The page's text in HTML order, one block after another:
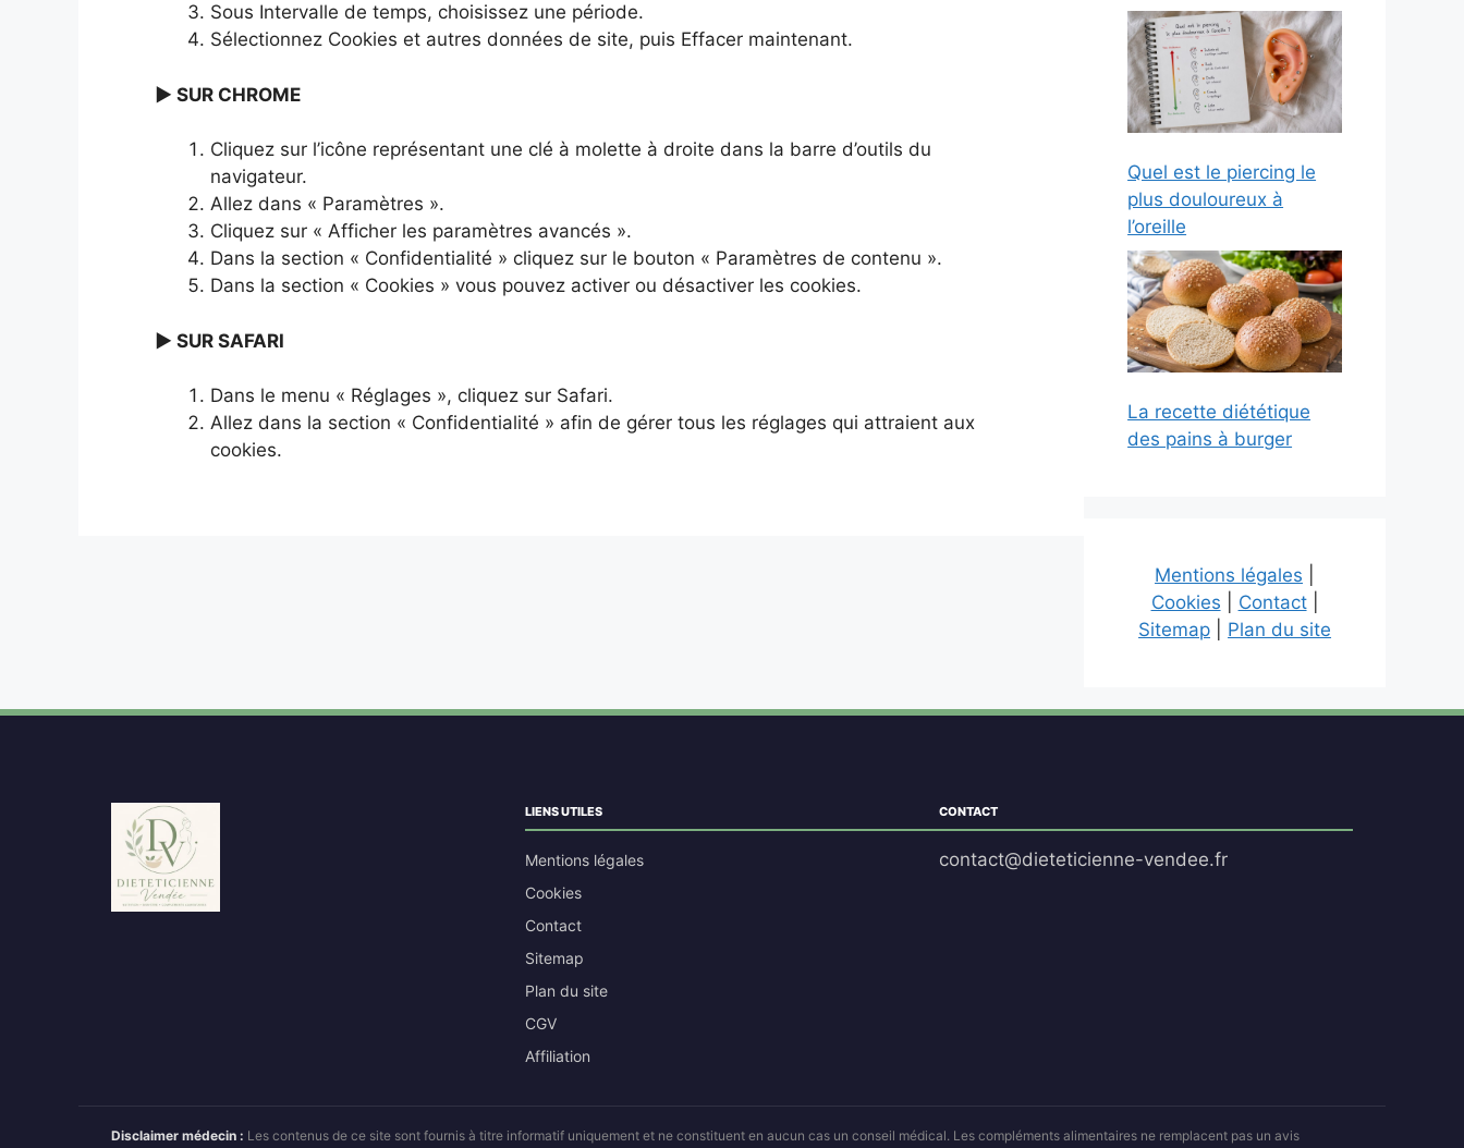
Sous Intervalle de temps, choisissez une période.
Sélectionnez Cookies et autres données de site, puis Effacer maintenant.
► SUR CHROME
Cliquez sur l’icône représentant une clé à molette à droite dans la barre d’outils du
navigateur.
Allez dans « Paramètres ».
Cliquez sur « Afficher les paramètres avancés ».
Dans la section « Confidentialité » cliquez sur le bouton « Paramètres de contenu ».
Dans la section « Cookies » vous pouvez activer ou désactiver les cookies.
► SUR SAFARI
Dans le menu « Réglages », cliquez sur Safari.
Allez dans la section « Confidentialité » afin de gérer tous les réglages qui attraient aux
cookies.
Quel est le piercing le
plus douloureux à
l’oreille
La recette diététique
des pains à burger
Mentions légales
Cookies
Contact|
Sitemap
Plan du site
LIENS UTILES
Mentions légales
Cookies
Contact
Sitemap
Plan du site
CGV
Affiliation
CONTACT
contact@dieteticienne-vendee.fr
Disclaimer médecin : Les contenus de ce site sont fournis à titre informatif uniquement et ne constituent en aucun cas un conseil médical. Les compléments alimentaires ne remplacent pas un avis